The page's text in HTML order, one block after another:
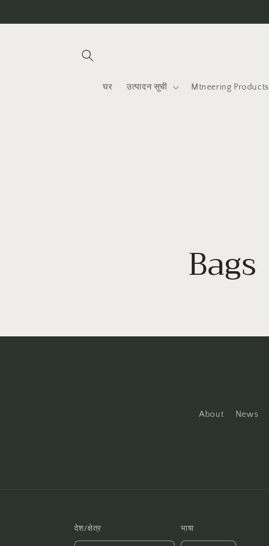
घर उत्पादन सूची Mtneering Products
Bags
About News
देश/क्षेत्र भाषा